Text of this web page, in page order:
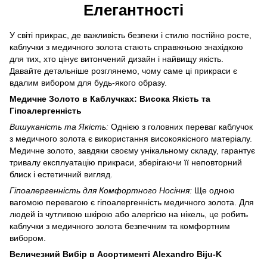
Елегантності
У світі прикрас, де важливість безпеки і стилю постійно росте,
каблучки з медичного золота стають справжньою знахідкою
для тих, хто цінує витончений дизайн і найвищу якість.
Давайте детальніше розглянемо, чому саме ці прикраси є
вдалим вибором для будь-якого образу.
Медичне Золото в Каблучках: Висока Якість та
Гіпоалергенність
Вишуканість та Якість: Однією з головних переваг каблучок
з медичного золота є використання високоякісного матеріалу.
Медичне золото, завдяки своєму унікальному складу, гарантує
тривалу експлуатацію прикраси, зберігаючи її неповторний
блиск і естетичний вигляд.
Гіпоалергенність для Комфортного Носіння: Ще одною
вагомою перевагою є гіпоалергенність медичного золота. Для
людей із чутливою шкірою або алергією на нікель, це робить
каблучки з медичного золота безпечним та комфортним
вибором.
Величезний Вибір в Асортименті Alexandro Biju-K